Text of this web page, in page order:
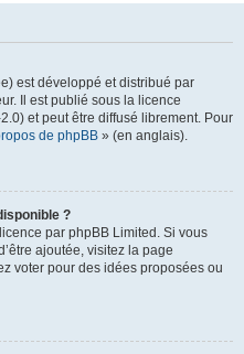
est développé et distribué par
Il est publié sous la licence
et peut être diffusé librement. Pour
de phpBB » (en anglais).
?
par phpBB Limited. Si vous
ajoutée, visitez la page
voter pour des idées proposées ou